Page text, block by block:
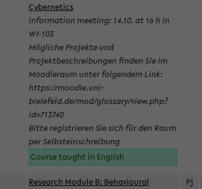
Cybernetics
Information meeting: 14.10. at 16 h in
W1-103
Mögliche Projekte und
Projektbeschreibungen finden Sie im
Moodleraum unter folgendem Link:
https://moodle.uni-
bielefeld.de/mod/glossary/view.php?
id=713740
Bitte registrieren Sie sich für den Raum
per Selbsteinschreibung
Course taught in English
Research Module B: Behavioural
Pj